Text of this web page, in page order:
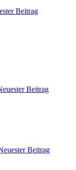
Beitrag
Beitrag
Beitrag